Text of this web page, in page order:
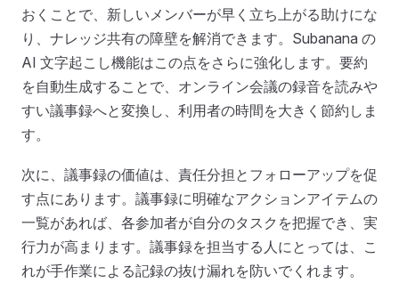
おくことで、新しいメンバーが早く立ち上がる助けにな
り、ナレッジ共有の障壁を解消できます。Subanana の
AI 文字起こし機能はこの点をさらに強化します。要約
を自動生成することで、オンライン会議の録音を読みや
すい議事録へと変換し、利用者の時間を大きく節約しま
す。
次に、議事録の価値は、責任分担とフォローアップを促
す点にあります。議事録に明確なアクションアイテムの
一覧があれば、各参加者が自分のタスクを把握でき、実
行力が高まります。議事録を担当する人にとっては、こ
れが手作業による記録の抜け漏れを防いでくれます。